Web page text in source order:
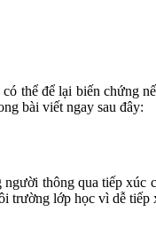
thể để lại biến chứng
bài viết ngay sau đây:
thông qua tiếp xúc
lớp học vì dễ